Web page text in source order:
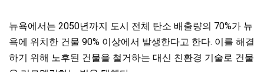
뉴욕에서는 2050년까지 도시 전체 탄소 배출량의 70%가 뉴
욕에 위치한 건물 90% 이상에서 발생한다고 한다. 이를 해결
하기 위해 노후된 건물을 철거하는 대신 친환경 기술로 건물